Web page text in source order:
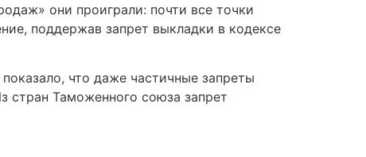
они проиграли: почти все точки
поддержав запрет выкладки в кодексе
что даже частичные запреты
стран Таможенного союза запрет